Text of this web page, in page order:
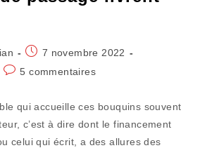
Publication
7 novembre 2022
Commentaires
publication :
5 commentaires
qui accueille ces bouquins souvent
c’est à dire dont le financement
celui qui écrit, a des allures des